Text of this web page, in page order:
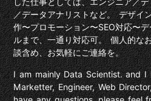
／データアナリストなど。 デザイ
作〜プロモーション〜SEO対応〜
ルまで、一通り対応可。 個人的な
談含め、お気軽にご連絡を。
I am mainly Data Scientist. and I
Marketter, Engineer, Web